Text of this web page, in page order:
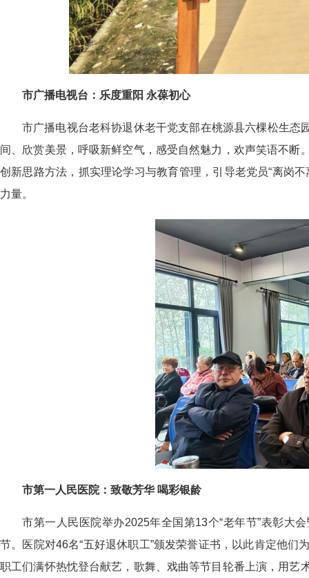
市广播电视台：乐度重阳 永葆初心
市广播电视台老科协退休老干党支部在桃源县六棵松生态
间、欣赏美景，呼吸新鲜空气，感受自然魅力，欢声笑语不
创新思路方法，抓实理论学习与教育管理，引导老党员“离岗
力量。
市第一人民医院：致敬芳华 喝彩银龄
市第一人民医院举办2025年全国第13个“老年节”表彰大
节。医院对46名“五好退休职工”颁发荣誉证书，以此肯定他
职工们满怀热忱登台献艺，歌舞、戏曲等节目轮番上演，用